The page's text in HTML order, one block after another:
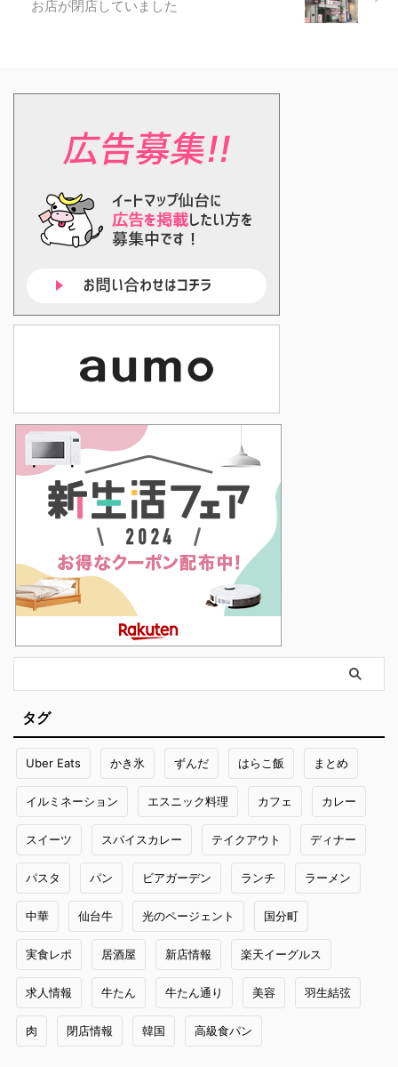
お店が閉店していました
タグ
Uber Eats かき氷 ずんだ はらこ飯 まとめ
イルミネーション エスニック料理 カフェ カレー
スイーツ スパイスカレー テイクアウト ディナー
パスタ パン ビアガーデン ランチ ラーメン
中華 仙台牛 光のページェント 国分町
実食レポ 居酒屋 新店情報 楽天イーグルス
求人情報 牛たん 牛たん通り 美容 羽生結弦
肉 閉店情報 韓国 高級食パン